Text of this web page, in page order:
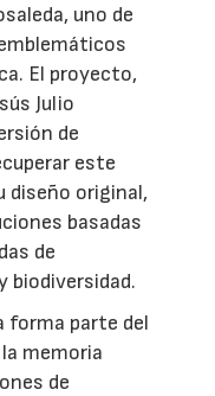
uno de
El proyecto,
Julio
de
este
diseño original,
basadas
de
biodiversidad.
forma parte del
memoria
de